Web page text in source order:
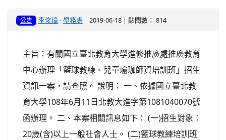
公告 李俊璋-學務處 | 2019-06-18 | 點閱數： 814
主旨：有關國立臺北教育大學進修推廣處推廣教育
中心辦理「籃球教練、兒童瑜珈師資培訓班」招生
資訊一案，請查照。 說明： 一、依據國立臺北教
育大學108年6月11日北教大進字第1081040070號
函辦理。 二、本案相關訊息如下： (一)招生對象：
20歲(含)以上一般社會人士。 (二)籃球教練培訓班